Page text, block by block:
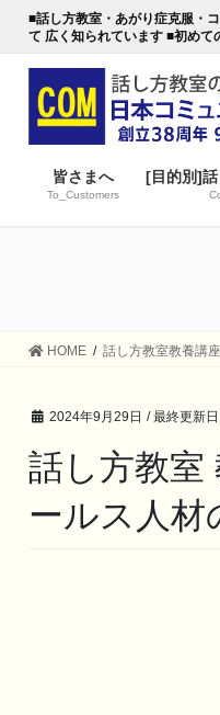
■話し方教室・あがり症克服・
て 広く知られています ■初めて
皆さまへ
To_Customers
[目的別]
HOME 話し方教室教養講
2024年9月29日 / 最終更新
話し方教室
ールス人材